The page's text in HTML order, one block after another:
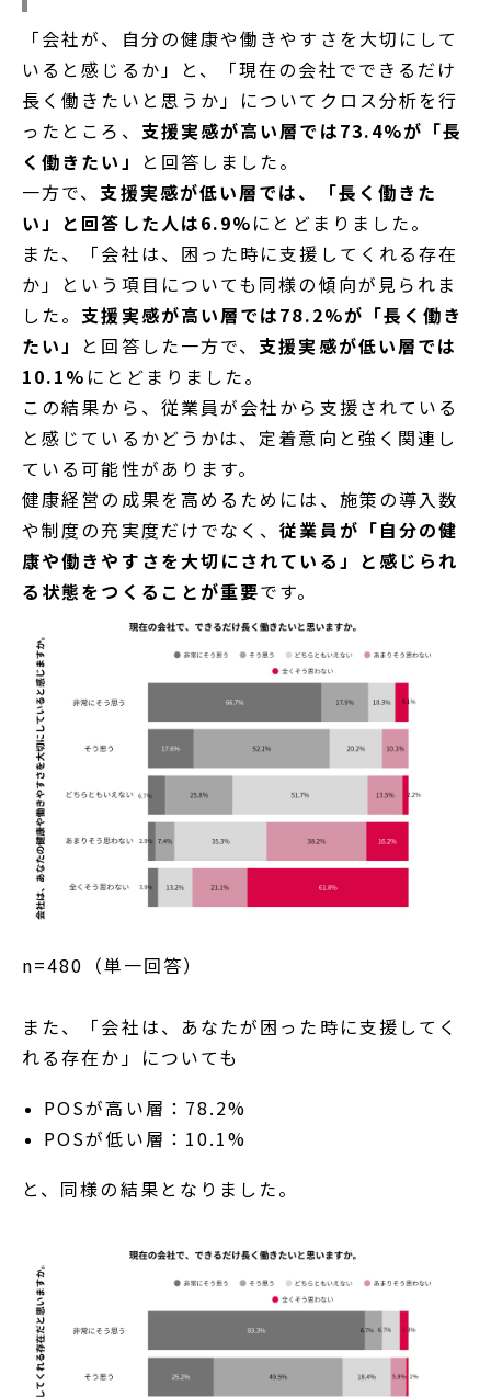
「会社が、自分の健康や働きやすさを大切にして
いると感じるか」と、「現在の会社でできるだけ
長く働きたいと思うか」についてクロス分析を行
ったところ、 支援実感が高い層では73.4%が「長
く働きたい」
と回答しました。
一方で、支援実感が低い層では、「長く働きた
い」と回答した人は6.9%にとどまりました。
また、「会社は、困った時に支援してくれる存在
か」という項目についても同様の傾向が見られま
した。支援実感が高い層では78.2%が「長く働き
たい」
と回答した一方で、支援実感が低い層では
10.1% にとどまりました。
この結果から、従業員が会社から支援されている
と感じているかどうかは、定着意向と強く関連し
ている可能性があります。
健康経営の成果を高めるためには、施策の導入数
や制度の充実度だけでなく、従業員が「自分の健
康や働きやすさを大切にされている」と感じられ
る状態をつくることが重要です。
n=480（単一回答）
また、「会社は、あなたが困った時に支援してく
れる存在か」についても
POSが高い層：78.2%
POSが低い層：10.1%
と、同様の結果となりました。